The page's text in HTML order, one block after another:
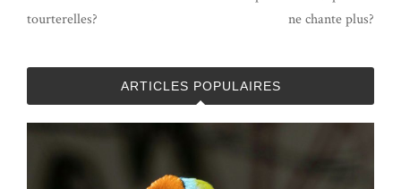
tourterelles?
ne chante plus?
ARTICLES POPULAIRES